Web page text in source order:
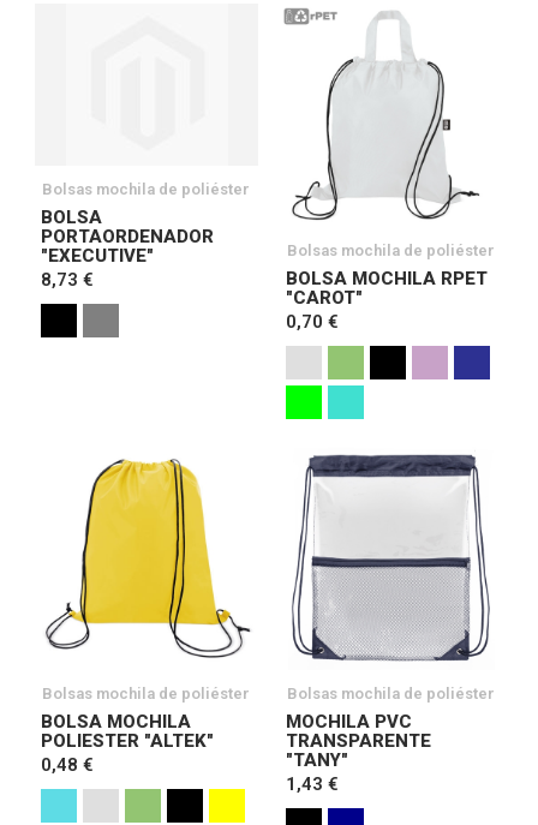
Bolsas mochila de poliéster
BOLSA
PORTAORDENADOR
"EXECUTIVE"
8,73 €
Bolsas mochila de poliéster
BOLSA MOCHILA RPET
"CAROT"
0,70 €
Bolsas mochila de poliéster
BOLSA MOCHILA
POLIESTER "ALTEK"
0,48 €
Bolsas mochila de poliéster
MOCHILA PVC
TRANSPARENTE
"TANY"
1,43 €